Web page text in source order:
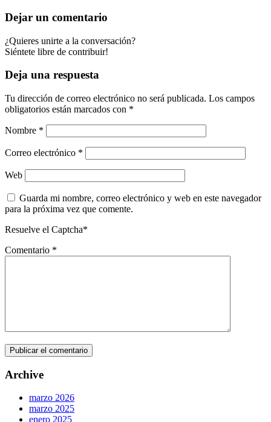
Dejar un comentario
¿Quieres unirte a la conversación?
Siéntete libre de contribuir!
Deja una respuesta
Tu dirección de correo electrónico no será publicada. Los campos
obligatorios están marcados con *
Nombre *
Correo electrónico *
Web
Guarda mi nombre, correo electrónico y web en este navegador
para la próxima vez que comente.
Resuelve el Captcha*
Comentario *
Archive
marzo 2026
marzo 2025
enero 2025